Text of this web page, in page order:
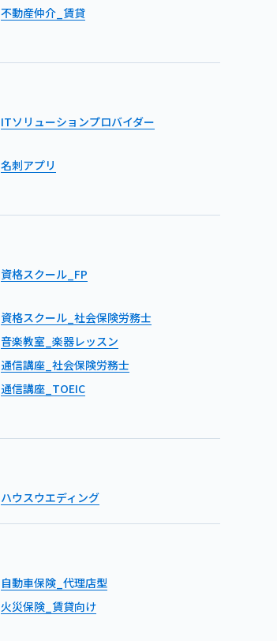
不動産仲介_賃貸
ITソリューションプロバイダー
名刺アプリ
資格スクール_FP
資格スクール_社会保険労務士
音楽教室_楽器レッスン
通信講座_社会保険労務士
通信講座_TOEIC
ハウスウエディング
自動車保険_代理店型
火災保険_賃貸向け